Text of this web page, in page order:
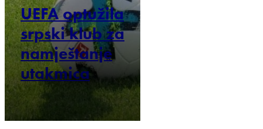
UEFA optužila
srpski klub za
namještanje
utakmica